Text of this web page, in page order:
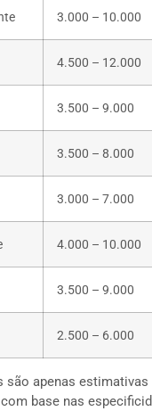
3.000 – 10.000
4.500 – 12.000
3.500 – 9.000
3.500 – 8.000
3.000 – 7.000
4.000 – 10.000
3.500 – 9.000
2.500 – 6.000
são apenas estimativas
base nas